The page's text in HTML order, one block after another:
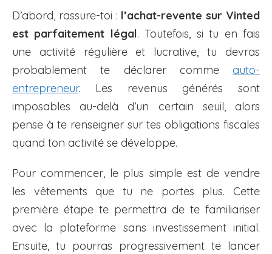
D’abord, rassure-toi : l’achat-revente sur Vinted
est parfaitement légal. Toutefois, si tu en fais
une activité régulière et lucrative, tu devras
probablement te déclarer comme auto-
entrepreneur. Les revenus générés sont
imposables au-delà d’un certain seuil, alors
pense à te renseigner sur tes obligations fiscales
quand ton activité se développe.
Pour commencer, le plus simple est de vendre
les vêtements que tu ne portes plus. Cette
première étape te permettra de te familiariser
avec la plateforme sans investissement initial.
Ensuite, tu pourras progressivement te lancer